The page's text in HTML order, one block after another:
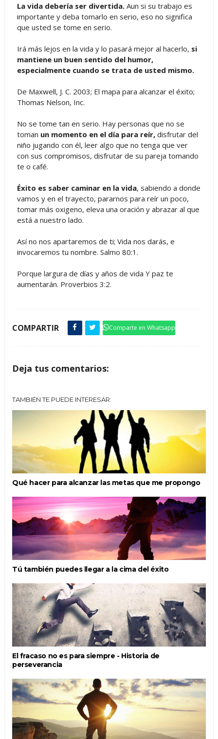
La vida debería ser divertida.Aun si su trabajo es
importante y deba tomarlo en serio, eso no significa
que usted se tome en serio.
Irá más lejos en la vida y lo pasará mejor al hacerlo, si
mantiene un buen sentido del humor,
especialmente cuando se trata de usted mismo.
De Maxwell, J. C. 2003; El mapa para alcanzar el éxito;
Thomas Nelson, Inc.
No se tome tan en serio. Hay personas que no se
toman un momento en el día para reír,disfrutar del
niño jugando con él, leer algo que no tenga que ver
con sus compromisos, disfrutar de su pareja tomando
te o café.
Éxito es saber caminar en la vida, sabiendo a donde
vamos y en el trayecto, pararnos para reír un poco,
tomar más oxigeno, eleva una oración y abrazar al que
está a nuestro lado.
Así no nos apartaremos de ti; Vida nos darás, e
invocaremos tu nombre. Salmo 80:1.
Porque largura de días y años de vida Y paz te
aumentarán. Proverbios 3:2.
COMPARTIR Comparte en Whatsapp
Deja tus comentarios:
TAMBIÉN TE PUEDE INTERESAR:
Qué hacer para alcanzar las metas que me propongo
Tú también puedes llegar a la cima del éxito
El fracaso no es para siempre - Historia de
perseverancia